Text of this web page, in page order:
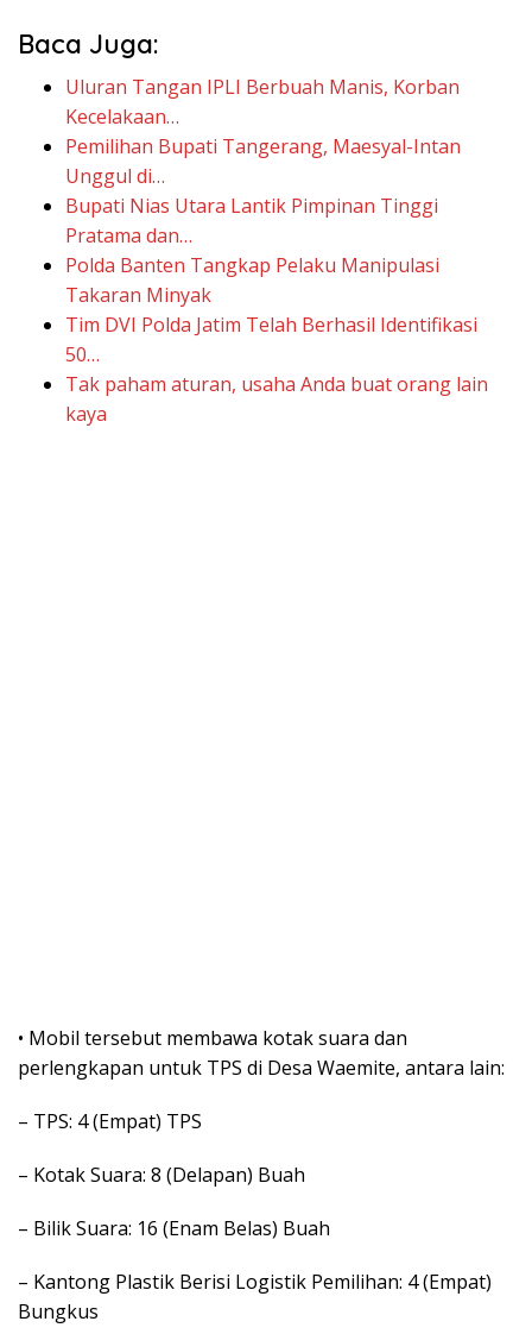
Baca Juga:
Uluran Tangan IPLI Berbuah Manis, Korban
Kecelakaan…
Pemilihan Bupati Tangerang, Maesyal-Intan
Unggul di…
Bupati Nias Utara Lantik Pimpinan Tinggi
Pratama dan…
Polda Banten Tangkap Pelaku Manipulasi
Takaran Minyak
Tim DVI Polda Jatim Telah Berhasil Identifikasi
50…
Tak paham aturan, usaha Anda buat orang lain
kaya
• Mobil tersebut membawa kotak suara dan
perlengkapan untuk TPS di Desa Waemite, antara lain:
– TPS: 4 (Empat) TPS
– Kotak Suara: 8 (Delapan) Buah
– Bilik Suara: 16 (Enam Belas) Buah
– Kantong Plastik Berisi Logistik Pemilihan: 4 (Empat)
Bungkus